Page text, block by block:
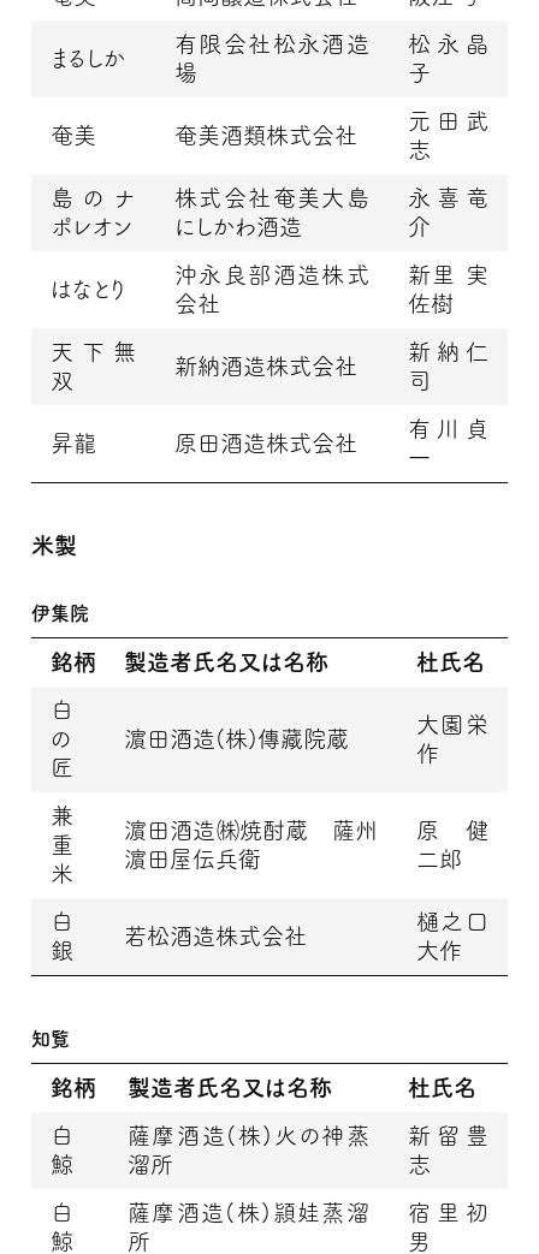
まるしか
有限会社松永酒造
場
松永晶
子
奄美 奄美酒類株式会社
元田武
志
島のナ
ポレオン
株式会社奄美大島
にしかわ酒造
永喜竜
介
はなとり
沖永良部酒造株式
会社
新里 実
佐樹
天下無
双
新納酒造株式会社
新納仁
司
昇龍 原田酒造株式会社
有川貞
一
米製
伊集院
銘柄 製造者氏名又は名称 杜氏名
白
の
匠
濵田酒造(株)傳藏院蔵
大園栄
作
兼
重
米
濵田酒造㈱焼酎蔵 薩州
濵田屋伝兵衛
原 健
二郎
白
銀
若松酒造株式会社
樋之口
大作
知覧
銘柄 製造者氏名又は名称 杜氏名
白
鯨
薩摩酒造(株)火の神蒸
溜所
新留豊
志
白
鯨
薩摩酒造(株)頴娃蒸溜
所
宿里初
男